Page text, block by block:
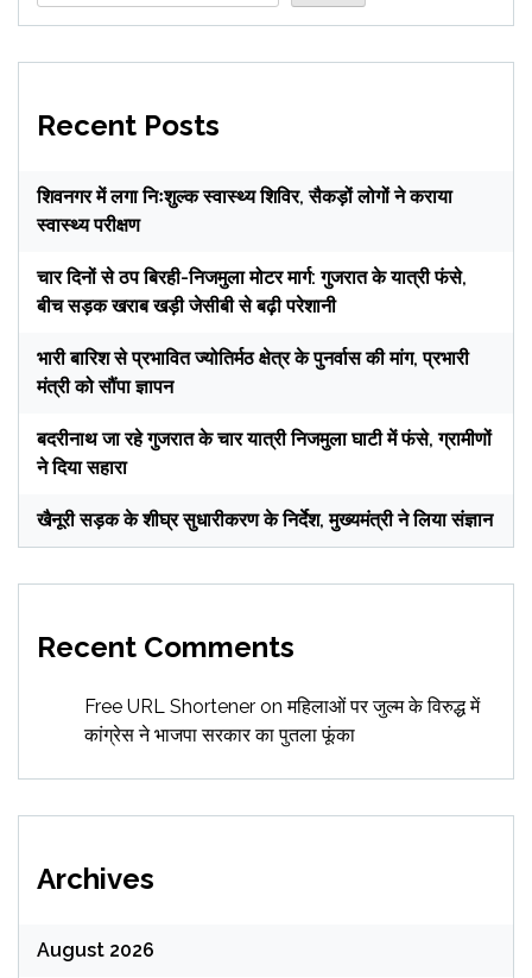
Recent Posts
शिवनगर में लगा निःशुल्क स्वास्थ्य शिविर, सैकड़ों लोगों ने कराया
स्वास्थ्य परीक्षण
चार दिनों से ठप बिरही-निजमुला मोटर मार्ग: गुजरात के यात्री फंसे,
बीच सड़क खराब खड़ी जेसीबी से बढ़ी परेशानी
भारी बारिश से प्रभावित ज्योतिर्मठ क्षेत्र के पुनर्वास की मांग, प्रभारी
मंत्री को सौंपा ज्ञापन
बदरीनाथ जा रहे गुजरात के चार यात्री निजमुला घाटी में फंसे, ग्रामीणों
ने दिया सहारा
खैनूरी सड़क के शीघ्र सुधारीकरण के निर्देश, मुख्यमंत्री ने लिया संज्ञान
Recent Comments
Free URL Shortener onमहिलाओं पर जुल्म के विरुद्ध में
कांग्रेस ने भाजपा सरकार का पुतला फूंका
Archives
August 2026